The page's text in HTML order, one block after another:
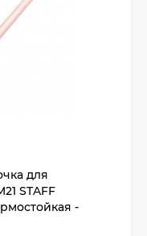
для
STAFF
-